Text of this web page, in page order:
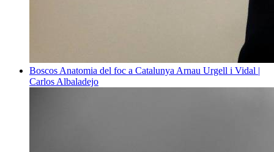
Boscos Anatomia del foc a Catalunya Arnau Urgell i Vidal |
Carlos Albaladejo